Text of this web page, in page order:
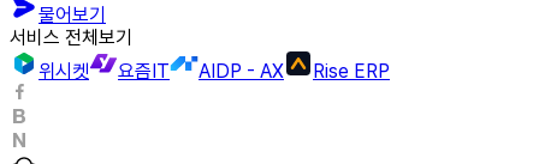
물어보기
서비스 전체보기
위시켓
요즘IT AIDP - AX Rise ERP